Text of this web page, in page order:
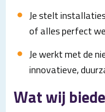
Je stelt
of alles perfect
Je werkt met de
innovatieve,
Wat wij